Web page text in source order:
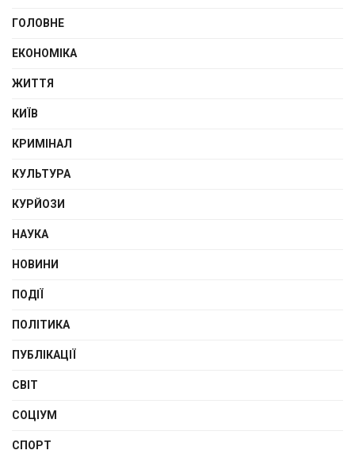
ГОЛОВНЕ
ЕКОНОМІКА
ЖИТТЯ
КИЇВ
КРИМІНАЛ
КУЛЬТУРА
КУРЙОЗИ
НАУКА
НОВИНИ
ПОДІЇ
ПОЛІТИКА
ПУБЛІКАЦІЇ
СВІТ
СОЦІУМ
СПОРТ